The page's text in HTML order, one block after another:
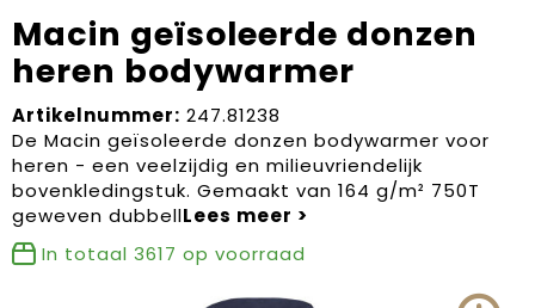
Sportkleding
Werkkleding
Kleding en textiel
Tassen
Brievenbuspakketten
Carnaval
Dag van de Zorg
Kerstartikelen
Kerstpakketten
MijnEigenKadootje
Contact
Blogs
Macin geïsoleerde donzen
heren bodywarmer
Artikelnummer: 247.81238
De Macin geïsoleerde donzen bodywarmer voor
heren - een veelzijdig en milieuvriendelijk
bovenkledingstuk. Gemaakt van 164 g/m² 750T
geweven dubbell
In totaal 3617 op voorraad